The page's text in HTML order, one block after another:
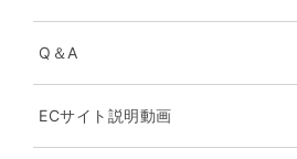
Q＆A
ECサイト説明動画